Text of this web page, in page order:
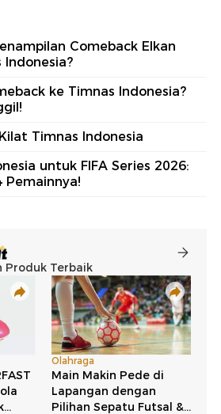
Comeback Elkan
ke Timnas Indonesia?
Timnas Indonesia
untuk FIFA Series 2026:
Pemainnya!